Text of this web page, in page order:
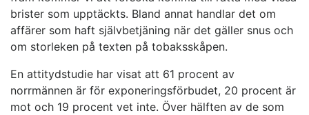
brister som upptäckts. Bland annat handlar det om
affärer som haft självbetjäning när det gäller snus och
om storleken på texten på tobaksskåpen.
En attitydstudie har visat att 61 procent av
norrmännen är för exponeringsförbudet, 20 procent är
mot och 19 procent vet inte. Över hälften av de som